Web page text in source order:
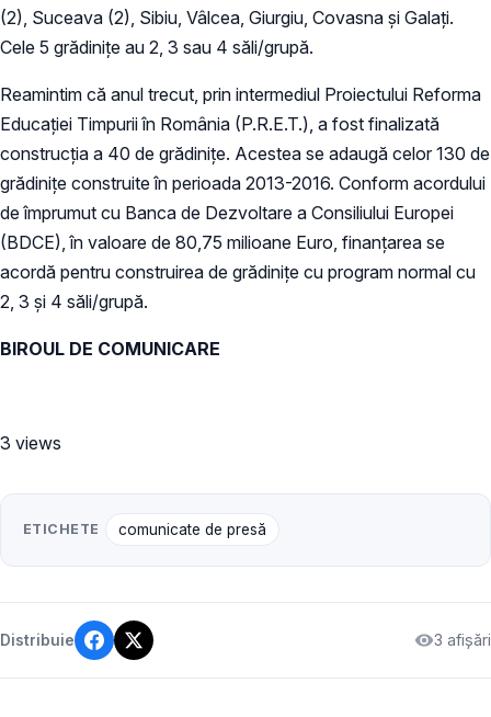
(2), Suceava (2), Sibiu, Vâlcea, Giurgiu, Covasna și Galați.
Cele 5 grădinițe au 2, 3 sau 4 săli/grupă.
Reamintim că anul trecut, prin intermediul Proiectului Reforma
Educației Timpurii în România (P.R.E.T.), a fost finalizată
construcția a 40 de grădinițe. Acestea se adaugă celor 130 de
grădinițe construite în perioada 2013-2016. Conform acordului
de împrumut cu Banca de Dezvoltare a Consiliului Europei
(BDCE), în valoare de 80,75 milioane Euro, finanțarea se
acordă pentru construirea de grădinițe cu program normal cu
2, 3 și 4 săli/grupă.
BIROUL DE COMUNICARE
3 views
ETICHETE comunicate de presă
Distribuie 3 afișări